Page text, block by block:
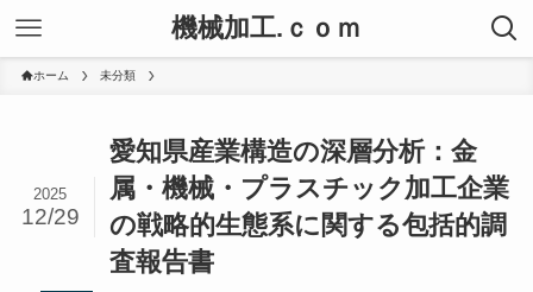
機械加工.ｃｏｍ
ホーム 未分類
愛知県産業構造の深層分析：金
属・機械・プラスチック加工企業
の戦略的生態系に関する包括的調
査報告書
2025
12/29